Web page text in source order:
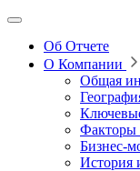
Об Отчете
О Компании
Общая
Факторы
Бизнес-
История